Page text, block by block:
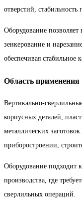
отверстий, стабильность
Оборудование позволяет
зенкерование и
обеспечивая стабильное
Область применения
Вертикально-
корпусных деталей,
металлических
приборостроении,
Оборудование подходит
производства, где
сверлильных операций.